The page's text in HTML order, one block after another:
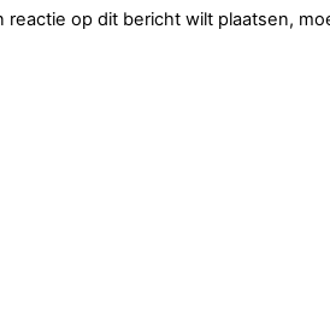
reactie op dit bericht wilt plaatsen,